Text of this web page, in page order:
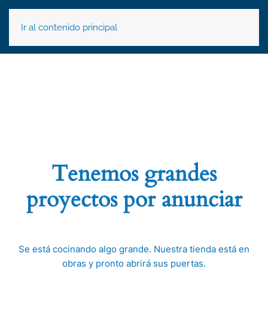
Ir al contenido principal
Tenemos grandes
proyectos por anunciar
Se está cocinando algo grande. Nuestra tienda está en
obras y pronto abrirá sus puertas.